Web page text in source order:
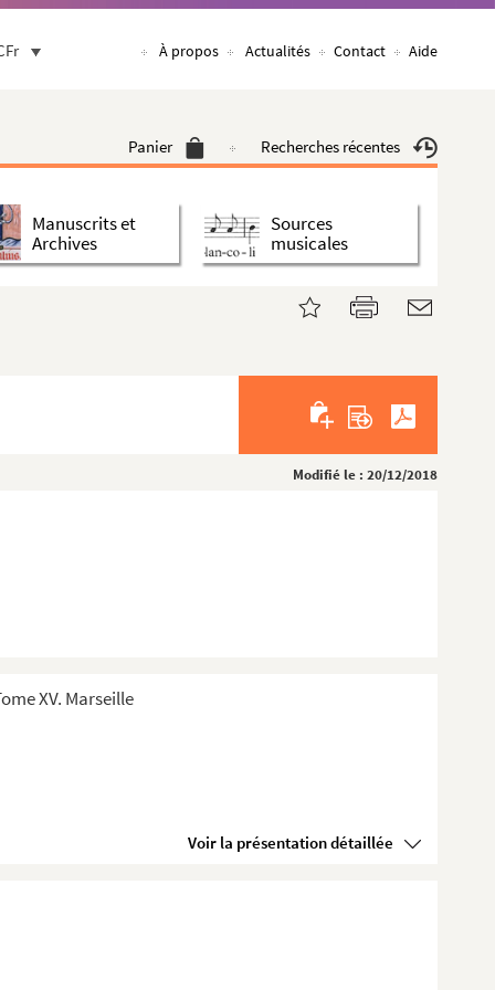
À propos Actualités Contact Aide
Panier Recherches récentes
Manuscrits et
Archives
Sources
musicales
Modifié le : 20/12/2018
XV. Marseille
Voir la présentation détaillée